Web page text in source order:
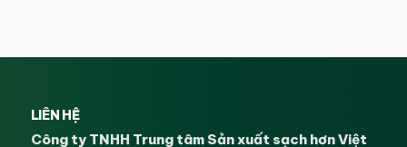
LIÊN HỆ
Công ty TNHH Trung tâm Sản xuất sạch hơn Việt